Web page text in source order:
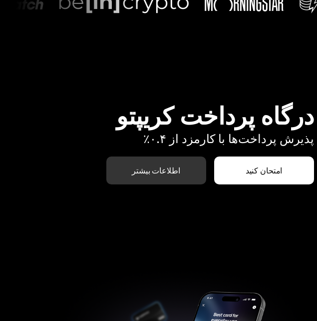
درگاه پرداخت کریپتو
پذیرش پرداخت‌ها با کارمزد از ۰.۴٪
امتحان کنید اطلاعات بیشتر